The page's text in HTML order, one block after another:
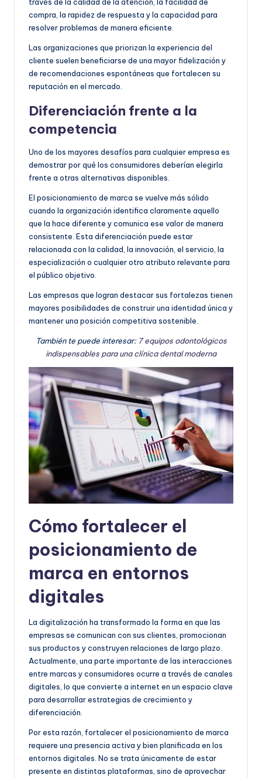
compra, la rapidez de respuesta y la capacidad para
resolver problemas de manera eficiente.
Las organizaciones que priorizan la experiencia del
cliente suelen beneficiarse de una mayor fidelización y
de recomendaciones espontáneas que fortalecen su
reputación en el mercado.
Diferenciación frente a la
competencia
Uno de los mayores desafíos para cualquier empresa es
demostrar por qué los consumidores deberían elegirla
frente a otras alternativas disponibles.
El posicionamiento de marca se vuelve más sólido
cuando la organización identifica claramente aquello
que la hace diferente y comunica ese valor de manera
consistente. Esta diferenciación puede estar
relacionada con la calidad, la innovación, el servicio, la
especialización o cualquier otro atributo relevante para
el público objetivo.
Las empresas que logran destacar sus fortalezas tienen
mayores posibilidades de construir una identidad única y
mantener una posición competitiva sostenible.
También te puede interesar: 7 equipos odontológicos
indispensables para una clínica dental moderna
Cómo fortalecer el
posicionamiento de
marca en entornos
digitales
La digitalización ha transformado la forma en que las
empresas se comunican con sus clientes, promocionan
sus productos y construyen relaciones de largo plazo.
Actualmente, una parte importante de las interacciones
entre marcas y consumidores ocurre a través de canales
digitales, lo que convierte a internet en un espacio clave
para desarrollar estrategias de crecimiento y
diferenciación.
Por esta razón, fortalecer el posicionamiento de marca
requiere una presencia activa y bien planificada en los
entornos digitales. No se trata únicamente de estar
presente en distintas plataformas, sino de aprovechar